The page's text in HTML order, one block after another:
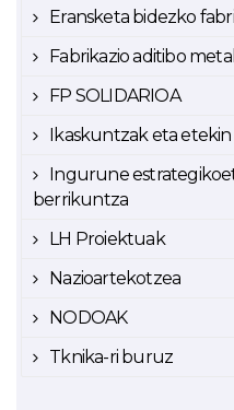
Eransketa bidezko
Fabrikazio aditibo
FP SOLIDARIOA
Ikaskuntzak eta
Ingurune
berrikuntza
LH Proiektuak
Nazioartekotzea
NODOAK
Tknika-ri buruz